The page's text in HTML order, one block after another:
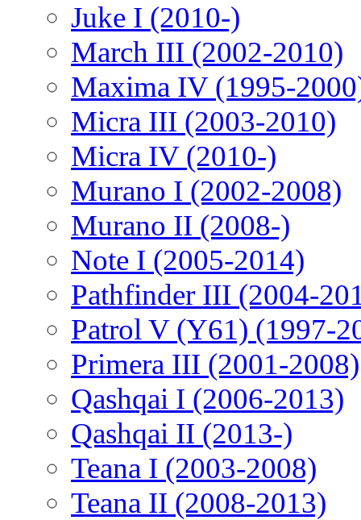
Juke I (2010-)
March III (2002-2010)
Maxima IV (1995-
Micra III (2003-2010)
Micra IV (2010-)
Murano I (2002-2008)
Murano II (2008-)
Note I (2005-2014)
Pathfinder III (2004-
Patrol V (Y61) (1997-
Primera III (2001-2008)
Qashqai I (2006-2013)
Qashqai II (2013-)
Teana I (2003-2008)
Teana II (2008-2013)